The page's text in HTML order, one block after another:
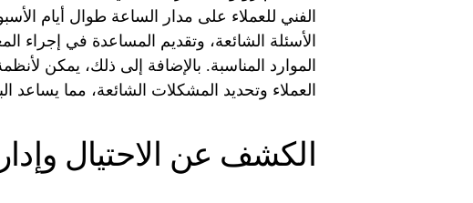
الفني للعملاء على مدار الساعة طوال أيام
الأسئلة الشائعة، وتقديم المساعدة في إجراء
الموارد المناسبة. بالإضافة إلى ذلك، يمكن
العملاء وتحديد المشكلات الشائعة، مما يساعد
الكشف عن الاحتيال